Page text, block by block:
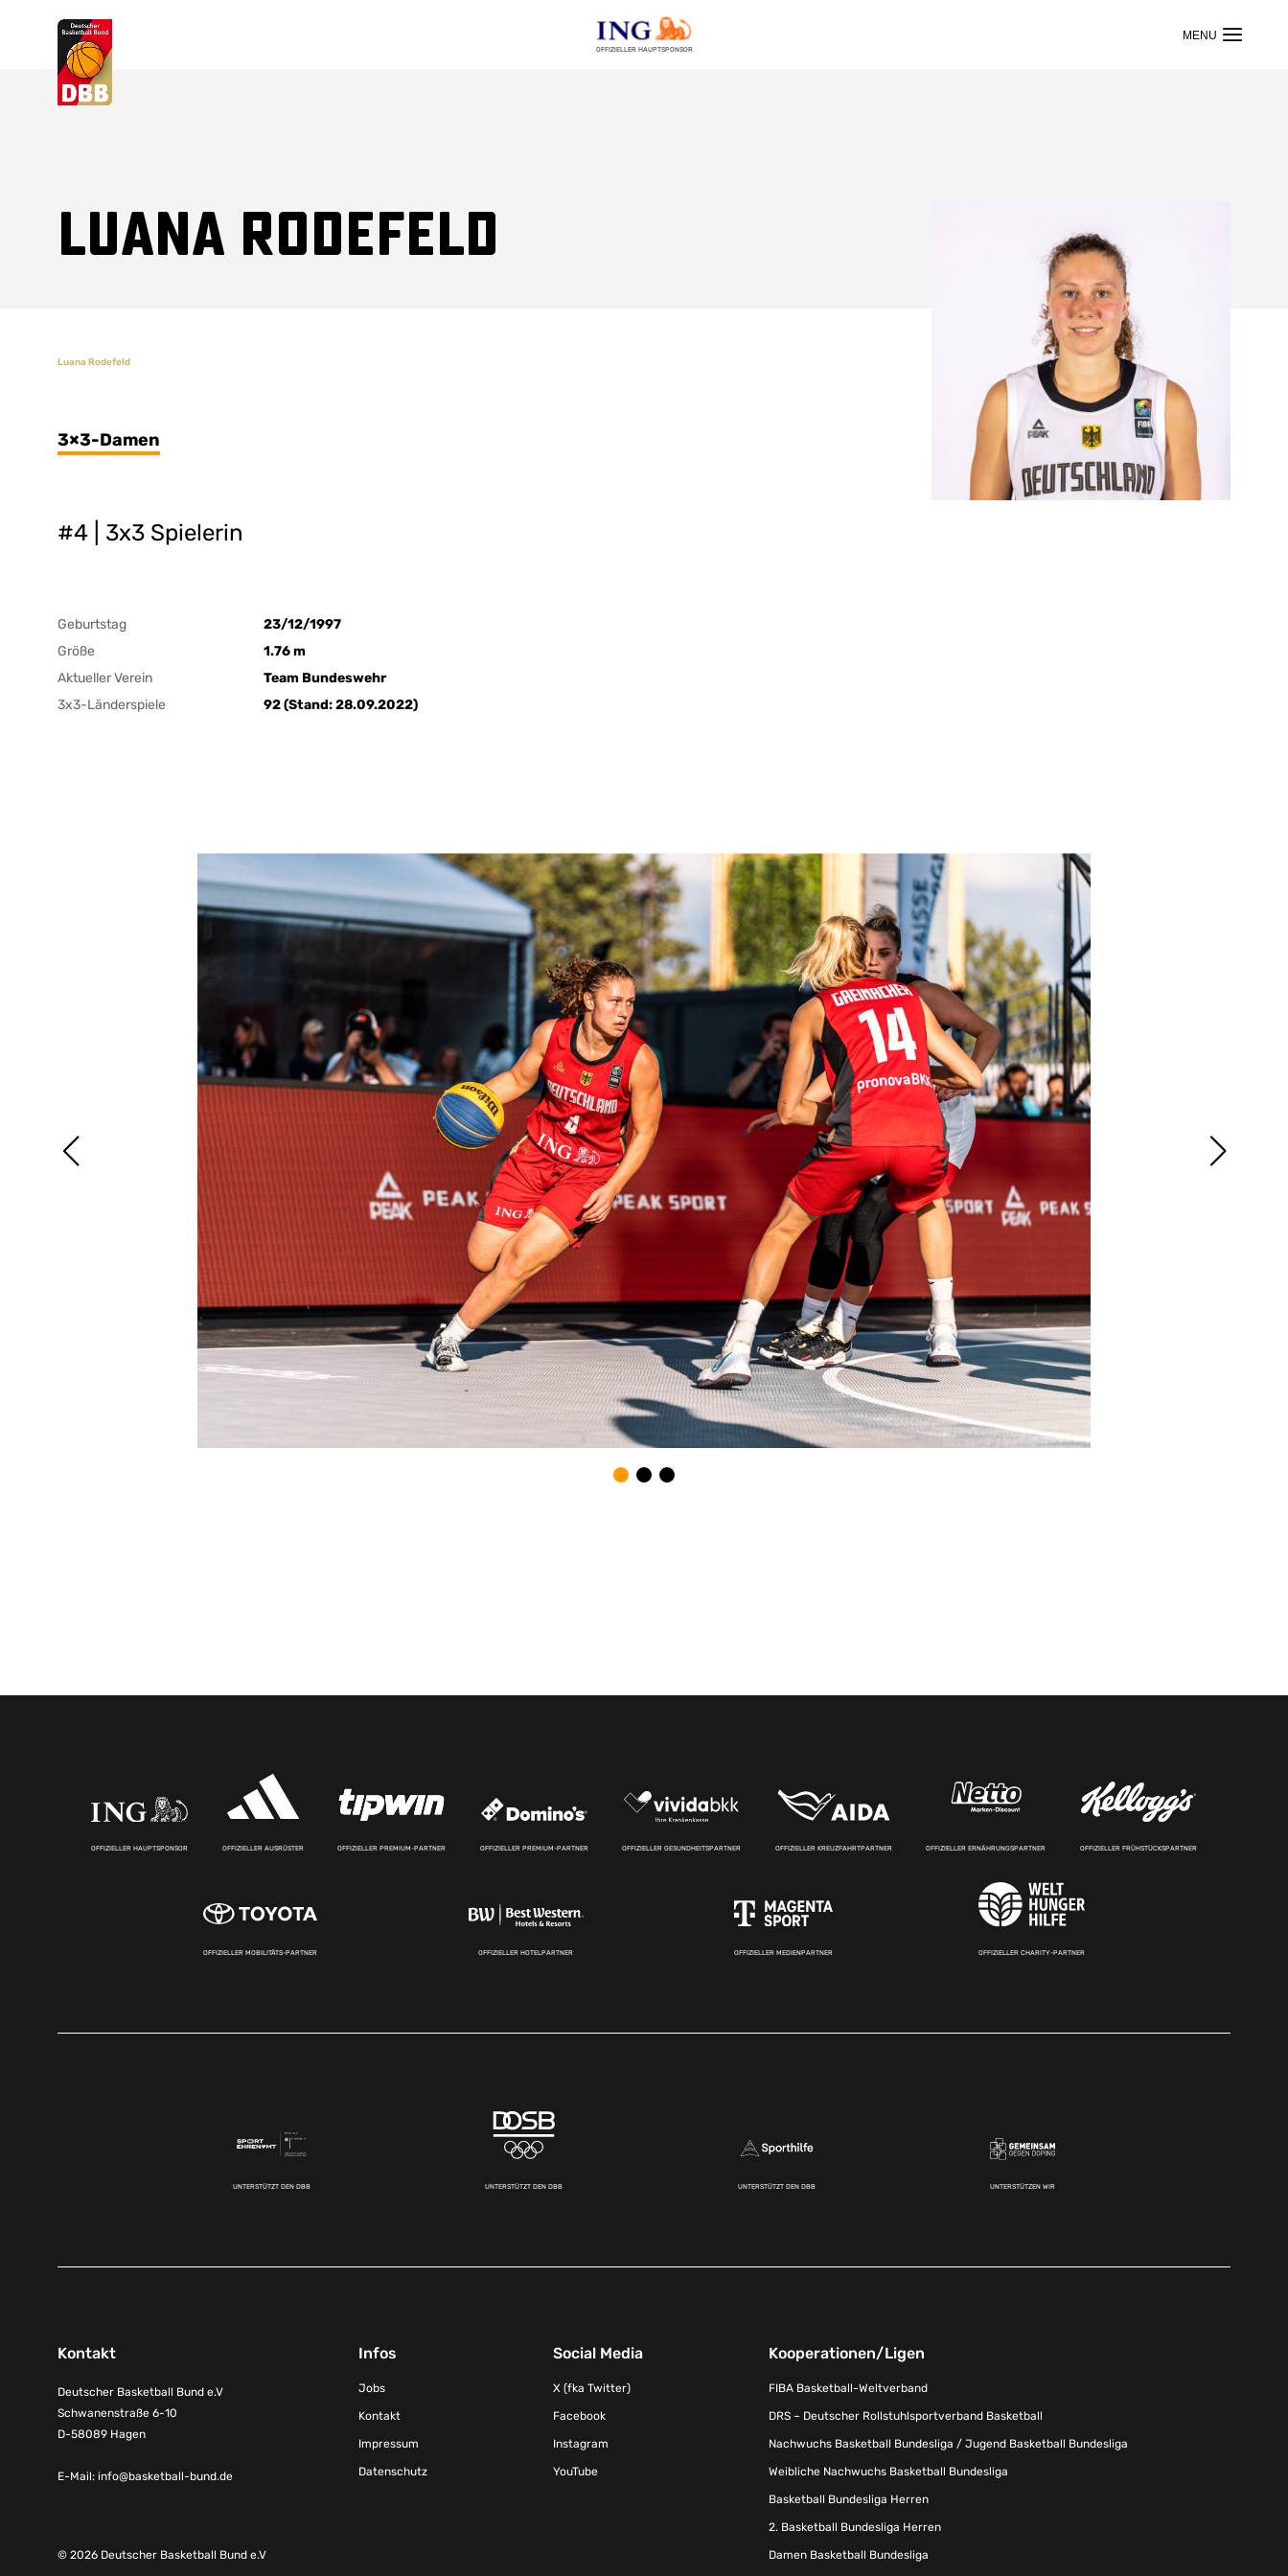
OFFIZIELLER HAUPTSPONSOR
Suchvorschläge
Luana Rodefeld
Luana Rodefeld
3×3-Damen
#4 | 3x3 Spielerin
Geburtstag
23/12/1997
Größe
1.76 m
Aktueller Verein
Team Bundeswehr
3x3-Länderspiele
92 (Stand: 28.09.2022)
OFFIZIELLER HAUPTSPONSOR OFFIZIELLER AUSRÜSTER OFFIZIELLER PREMIUM-PARTNER OFFIZIELLER PREMIUM-PARTNER OFFIZIELLER GESUNDHEITSPARTNER OFFIZIELLER KREUZFAHRTPARTNER OFFIZIELLER ERNÄHRUNGSPARTNER OFFIZIELLER FRÜHSTÜCKSPARTNER
OFFIZIELLER MOBILITÄTS-PARTNER OFFIZIELLER HOTELPARTNER OFFIZIELLER MEDIENPARTNER OFFIZIELLER CHARITY-PARTNER
UNTERSTÜTZT DEN DBB UNTERSTÜTZT DEN DBB UNTERSTÜTZT DEN DBB UNTERSTÜTZEN WIR
Kontakt
Deutscher Basketball Bund e.V
Schwanenstraße 6-10
D-58089 Hagen
E-Mail: info@basketball-bund.de
Infos
Jobs
Kontakt
Impressum
Datenschutz
Social Media
X (fka Twitter)
Facebook
Instagram
YouTube
Kooperationen/Ligen
FIBA Basketball-Weltverband
DRS – Deutscher Rollstuhlsportverband Basketball
Nachwuchs Basketball Bundesliga / Jugend Basketball Bundesliga
Weibliche Nachwuchs Basketball Bundesliga
Basketball Bundesliga Herren
2. Basketball Bundesliga Herren
Damen Basketball Bundesliga
© 2026 Deutscher Basketball Bund e.V